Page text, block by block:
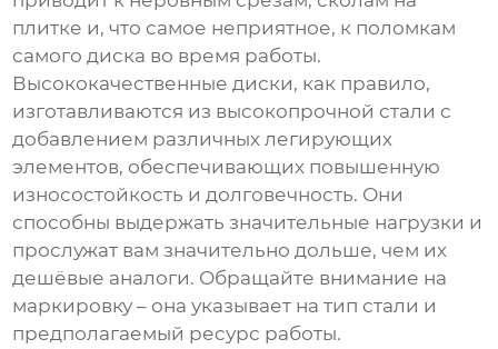
плитке и, что самое неприятное, к поломкам
самого диска во время работы.
Высококачественные диски, как правило,
изготавливаются из высокопрочной стали с
добавлением различных легирующих
элементов, обеспечивающих повышенную
износостойкость и долговечность. Они
способны выдержать значительные нагрузки и
прослужат вам значительно дольше, чем их
дешёвые аналоги. Обращайте внимание на
маркировку – она указывает на тип стали и
предполагаемый ресурс работы.